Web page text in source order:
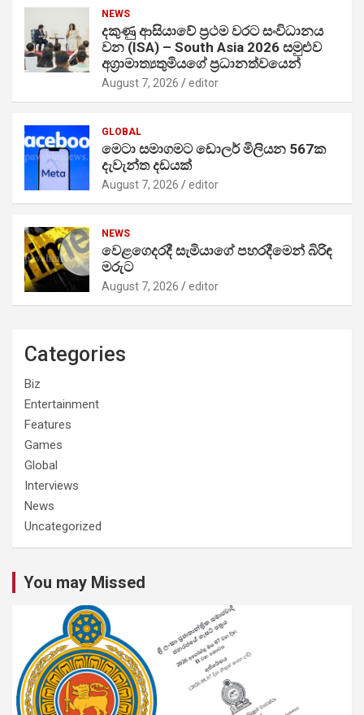
NEWS
දකුණු ආසියාවේ ප්‍රථම වරට සංවිධානය
වන (ISA) – South Asia 2026 සමුළුව
අග්‍රාමාත්‍යතුමියගේ ප්‍රධානත්වයෙන්
August 7, 2026 editor
GLOBAL
මෙටා සමාගමට ඩොලර් මිලියන 567ක
දැවැන්ත දඩයක්
August 7, 2026 editor
NEWS
වෙළගෙදරදී සැමියාගේ පහරදීමෙන් බිරිඳ
මරුට
August 7, 2026 editor
Categories
Biz
Entertainment
Features
Games
Global
Interviews
News
Uncategorized
You may Missed